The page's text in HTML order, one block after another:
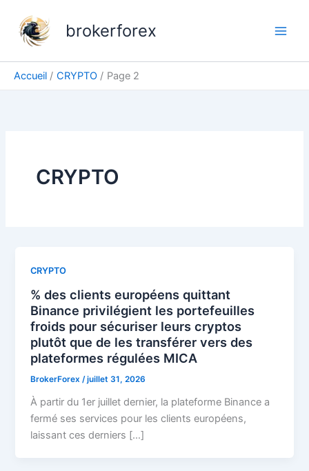
contenu
brokerforex
Accueil CRYPTO Page 2
CRYPTO
CRYPTO
% des clients européens quittant
Binance privilégient les portefeuilles
froids pour sécuriser leurs cryptos
plutôt que de les transférer vers des
plateformes régulées MICA
BrokerForex /juillet 31, 2026
À partir du 1er juillet dernier, la plateforme Binance a
fermé ses services pour les clients européens,
laissant ces derniers […]